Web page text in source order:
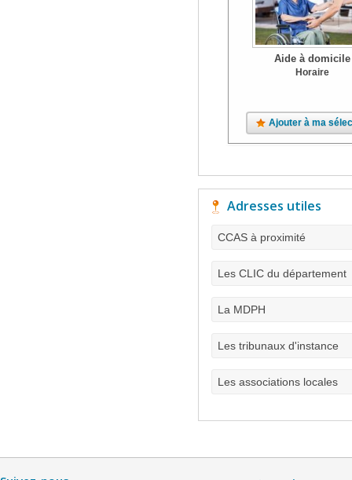
Aide à domicile
Horaire
Ajouter à ma
Adresses utiles
CCAS à proximité
Les CLIC du département
La MDPH
Les tribunaux d'instance
Les associations locales